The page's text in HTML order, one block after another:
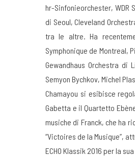
hr-Sinfonieorchester, WDR
di Seoul, Cleveland
tra le altre. Ha
Symphonique de Montreal,
Gewandhaus Orchestra
Semyon Bychkov, Michel
Chamayou si esibisce
Gabetta e il Quartetto
musiche di Franck, che ha
“Victoires de la Musique”,
ECHO Klassik 2016 per la